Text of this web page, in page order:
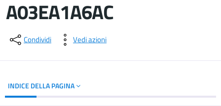
A03EA1A6AC
Dettagli del documento
Condividi Vedi azioni
INDICE DELLA PAGINA